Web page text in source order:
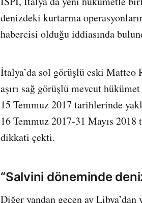
denizdeki kurtarma
habercisi olduğu iddiasında
İtalya’da sol görüşlü eski
aşırı sağ görüşlü mevcut
15 Temmuz 2017 tarihlerinde
16 Temmuz 2017-31 Mayıs 2018
dikkati çekti.
“Salvini döneminde
Diğer yandan geçen ay